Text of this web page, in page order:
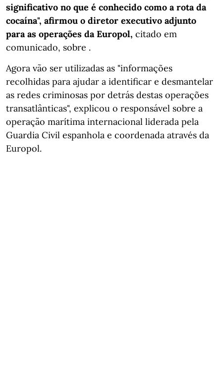
significativo no que é conhecido como a rota da
cocaína", afirmou o diretor executivo adjunto
para as operações da Europol, citado em
comunicado, sobre .
Agora vão ser utilizadas as "informações
recolhidas para ajudar a identificar e desmantelar
as redes criminosas por detrás destas operações
transatlânticas", explicou o responsável sobre a
operação marítima internacional liderada pela
Guardia Civil espanhola e coordenada através da
Europol.